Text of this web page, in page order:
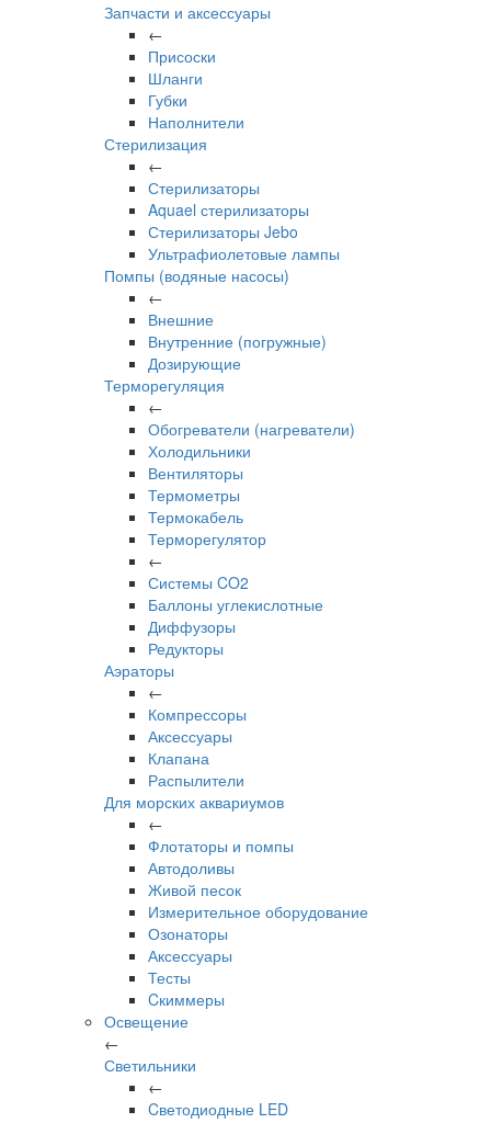
Запчасти и аксессуары
←
Присоски
Шланги
Губки
Наполнители
Стерилизация
←
Стерилизаторы
Aquael стерилизаторы
Стерилизаторы Jebo
Ультрафиолетовые лампы
Помпы (водяные насосы)
←
Внешние
Внутренние (погружные)
Дозирующие
Терморегуляция
←
Обогреватели (нагреватели)
Холодильники
Вентиляторы
Термометры
Термокабель
Терморегулятор
←
Системы CO2
Баллоны углекислотные
Диффузоры
Редукторы
Аэраторы
←
Компрессоры
Аксессуары
Клапана
Распылители
Для морских аквариумов
←
Флотаторы и помпы
Автодоливы
Живой песок
Измерительное оборудование
Озонаторы
Аксессуары
Тесты
Cкиммеры
Освещение
←
Светильники
←
Cветодиодные LED